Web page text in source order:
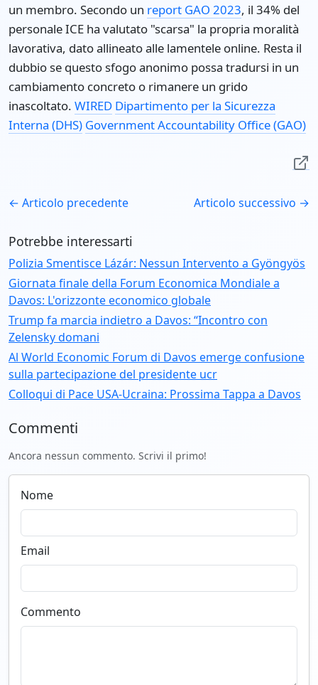
un membro. Secondo un report GAO 2023, il 34% del
personale ICE ha valutato "scarsa" la propria moralità
lavorativa, dato allineato alle lamentele online. Resta il
dubbio se questo sfogo anonimo possa tradursi in un
cambiamento concreto o rimanere un grido
inascoltato. WIRED Dipartimento per la Sicurezza
Interna (DHS) Government Accountability Office (GAO)
← Articolo precedente Articolo successivo →
Potrebbe interessarti
Polizia Smentisce Lázár: Nessun Intervento a Gyöngyös
Giornata finale della Forum Economica Mondiale a
Davos: L'orizzonte economico globale
Trump fa marcia indietro a Davos: “Incontro con
Zelensky domani
Al World Economic Forum di Davos emerge confusione
sulla partecipazione del presidente ucr
Colloqui di Pace USA-Ucraina: Prossima Tappa a Davos
Commenti
Ancora nessun commento. Scrivi il primo!
Nome
Email
Commento